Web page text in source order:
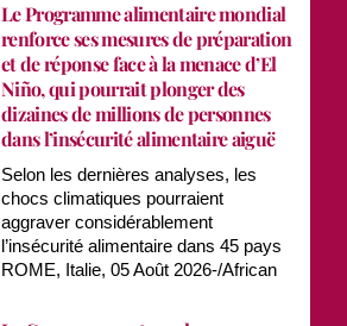
Le Programme alimentaire mondial
renforce ses mesures de préparation
et de réponse face à la menace d’El
Niño, qui pourrait plonger des
dizaines de millions de personnes
dans l’insécurité alimentaire aiguë
Selon les dernières analyses, les
chocs climatiques pourraient
aggraver considérablement
l’insécurité alimentaire dans 45 pays
ROME, Italie, 05 Août 2026-/African